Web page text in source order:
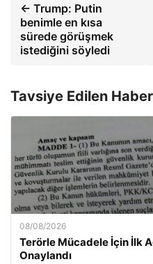
← Trump: Putin
benimle en kısa
sürede görüşmek
istediğini söyledi
Tavsiye Edilen
08/08/2026
Terörle Mücadele İçin İlk
Onaylandı